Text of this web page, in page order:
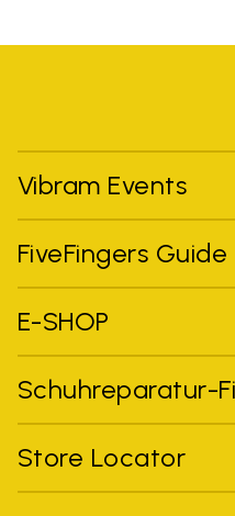
Vibram Events
FiveFingers Guide
E-SHOP
Schuhreparatur-
Store Locator